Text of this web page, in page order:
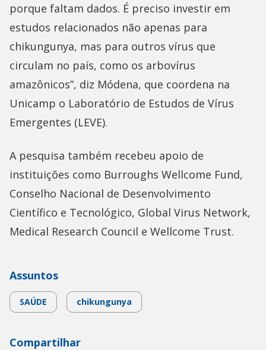
porque faltam dados. É preciso investir em
estudos relacionados não apenas para
chikungunya, mas para outros vírus que
circulam no país, como os arbovírus
amazônicos”, diz Módena, que coordena na
Unicamp o Laboratório de Estudos de Vírus
Emergentes (LEVE).
A pesquisa também recebeu apoio de
instituições como Burroughs Wellcome Fund,
Conselho Nacional de Desenvolvimento
Científico e Tecnológico, Global Virus Network,
Medical Research Council e Wellcome Trust.
Assuntos
SAÚDE chikungunya
Compartilhar